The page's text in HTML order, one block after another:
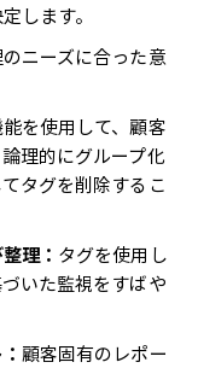
します。
ニーズに合った意
を使用して、顧客
理的にグループ化
タグを削除するこ
理： タグを使用し
いた監視をすばや
顧客固有のレポー